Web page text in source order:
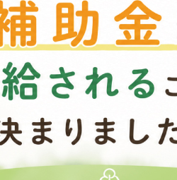
HES-JP2-606G
HES-JP2-610G
HES-JP2-613G